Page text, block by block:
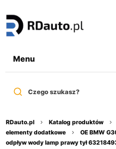
Menu
Czego szukasz?
RDauto.pl Katalog produktów
elementy dodatkowe
OE BMW
odpływ wody lamp prawy tył